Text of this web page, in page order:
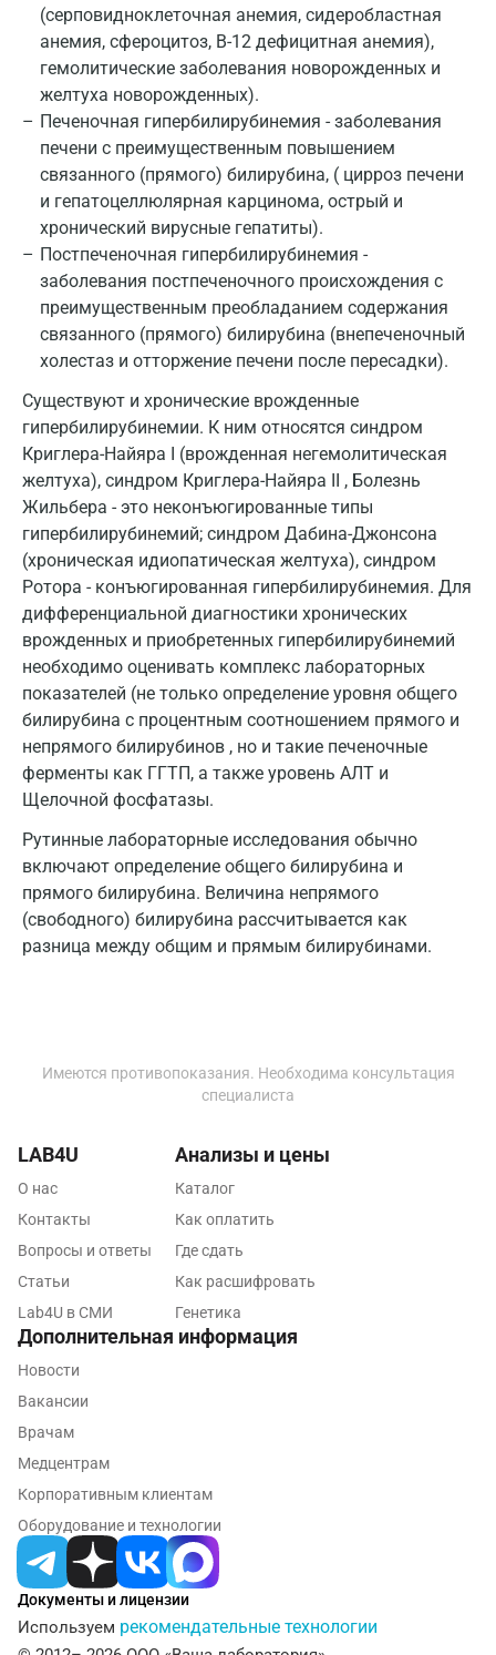
(серповидноклеточная анемия, сидеробластная
анемия, сфероцитоз, В-12 дефицитная анемия),
гемолитические заболевания новорожденных и
желтуха новорожденных).
Печеночная гипербилирубинемия - заболевания
печени с преимущественным повышением
связанного (прямого) билирубина, ( цирроз печени
и гепатоцеллюлярная карцинома, острый и
хронический вирусные гепатиты).
Постпеченочная гипербилирубинемия -
заболевания постпеченочного происхождения с
преимущественным преобладанием содержания
связанного (прямого) билирубина (внепеченочный
холестаз и отторжение печени после пересадки).
Существуют и хронические врожденные
гипербилирубинемии. К ним относятся синдром
Криглера-Найяра I (врожденная негемолитическая
желтуха), синдром Криглера-Найяра II , Болезнь
Жильбера - это неконъюгированные типы
гипербилирубинемий; синдром Дабина-Джонсона
(хроническая идиопатическая желтуха), синдром
Ротора - конъюгированная гипербилирубинемия. Для
дифференциальной диагностики хронических
врожденных и приобретенных гипербилирубинемий
необходимо оценивать комплекс лабораторных
показателей (не только определение уровня общего
билирубина с процентным соотношением прямого и
непрямого билирубинов , но и такие печеночные
ферменты как ГГТП, а также уровень АЛТ и
Щелочной фосфатазы.
Рутинные лабораторные исследования обычно
включают определение общего билирубина и
прямого билирубина. Величина непрямого
(свободного) билирубина рассчитывается как
разница между общим и прямым билирубинами.
Новокузнецк
Новороссийск
Новосибирск
Ногинск
Обнинск
Омск
Орел
Оренбург
Орехово-Зуево
Павловский посад
Пенза
Пермь
Петрозаводск
Подольск
Псков
Пушкин
Пушкино
Пятигорск
Раменское
Реутов
Ростов-на-Дону
Самара
Сергиев Посад
Ставрополь
Сургут
Тамбов
Тольятти
Томск
Тосно
Туапсе
Имеются противопоказания. Необходима консультация
специалиста
Документы и лицензии
Используем рекомендательные технологии
LAB4U
О нас
Контакты
Вопросы и ответы
Статьи
Lab4U в СМИ
Анализы и цены
Каталог
Как оплатить
Где сдать
Как расшифровать
Генетика
Дополнительная информация
Новости
Вакансии
Врачам
Медцентрам
Корпоративным клиентам
Оборудование и технологии